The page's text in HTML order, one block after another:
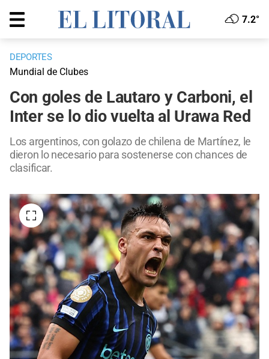
7.2°
DEPORTES
Mundial de Clubes
Con goles de Lautaro y Carboni, el
Inter se lo dio vuelta al Urawa Red
Los argentinos, con golazo de chilena de Martínez, le
dieron lo necesario para sostenerse con chances de
clasificar.